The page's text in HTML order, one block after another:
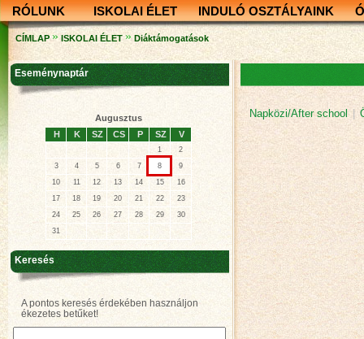
RÓLUNK ISKOLAI ÉLET INDULÓ OSZTÁLYAINK
CÍMLAP » ISKOLAI ÉLET » Diáktámogatások
Napközi/After school
Eseménynaptár
Augusztus
H
K SZ CS P SZ V
1
2
3
4 5 6 7 8
9
10
11 12 13 14 15
16
17
18 19 20 21 22
23
24
25 26 27 28 29
30
31
Keresés
A pontos keresés érdekében használjon
ékezetes betűket!